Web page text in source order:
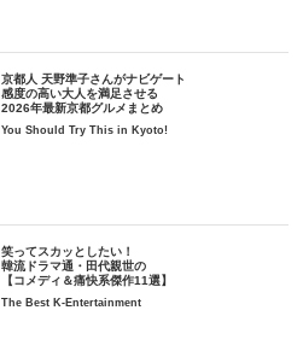
京都人 天野準子さんがナビゲート
感度の高い大人を満足させる
2026年最新京都グルメまとめ
You Should Try This in Kyoto!
笑ってスカッとしたい！
韓流ドラマ通・田代親世の
【コメディ＆痛快系傑作11選】
The Best K-Entertainment